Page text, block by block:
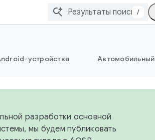
/
устройства Автомобильный
разработки основной
мы будем публиковать